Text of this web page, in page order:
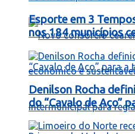
Esporte em 3
nos 184 municípios
Denilson Rocha
do “Cavalo de Aço”